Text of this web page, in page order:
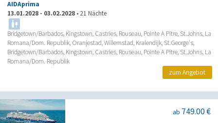
AIDAprima
13.01.2028 - 03.02.2028 • 21 Nächte
Bridgetown/Barbados, Kingstown, Castries, Rouseau, Pointe A Pitre, St.Johns, La
Romana/Dom. Republik, Oranjestad, Willemstad, Kralendijk, St.George's,
Bridgetown/Barbados, Kingstown, Castries, Rouseau, Pointe A Pitre, St.Johns, La
Romana/Dom. Republik
zum Angebot
ab 749.00 €